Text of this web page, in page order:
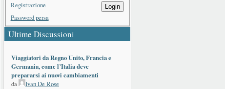
Login
Registrazione
Password persa
Ultime Discussioni
Viaggiatori da Regno Unito, Francia e
Germania, come l’Italia deve
prepararsi ai nuovi cambiamenti
da
Ivan De Rose